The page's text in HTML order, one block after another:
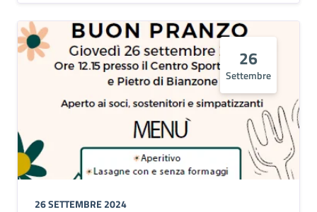
26
Settembre
26 SETTEMBRE 2024